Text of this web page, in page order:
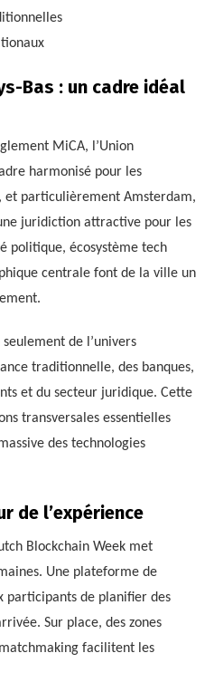
Bas : un cadre idéal
MiCA, l’Union
harmonisé pour les
et particulièrement Amsterdam,
juridiction attractive pour les
politique, écosystème tech
centrale font de la ville un
de l’univers
traditionnelle, des banques,
et du secteur juridique. Cette
transversales essentielles
des technologies
de l’expérience
Blockchain Week met
Une plateforme de
participants de planifier des
Sur place, des zones
facilitent les